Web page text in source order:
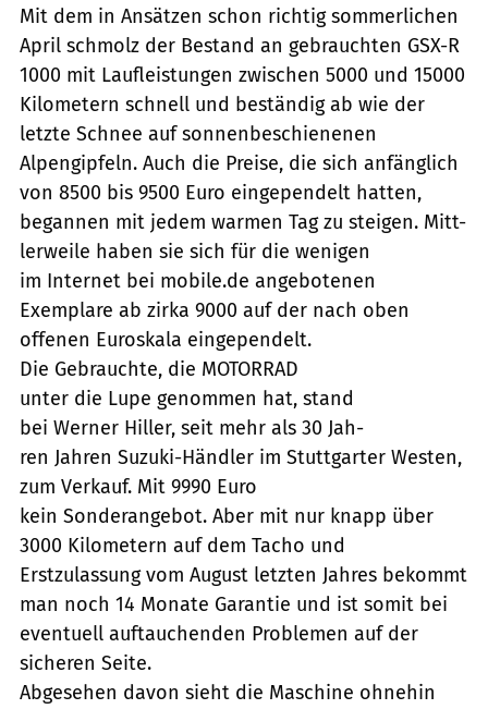
Mit dem in Ansätzen schon richtig sommerlichen
April schmolz der Bestand an gebrauchten GSX-R
1000 mit Laufleistungen zwischen 5000 und 15000
Kilometern schnell und beständig ab wie der
letzte Schnee auf sonnenbeschienenen
Alpengipfeln. Auch die Preise, die sich anfänglich
von 8500 bis 9500 Euro eingependelt hatten,
begannen mit jedem warmen Tag zu steigen. Mitt-
lerweile haben sie sich für die wenigen
im Internet bei mobile.de angebotenen
Exemplare ab zirka 9000 auf der nach oben
offenen Euroskala eingependelt.
Die Gebrauchte, die MOTORRAD
unter die Lupe genommen hat, stand
bei Werner Hiller, seit mehr als 30 Jah-
ren Jahren Suzuki-Händler im Stuttgarter Westen,
zum Verkauf. Mit 9990 Euro
kein Sonderangebot. Aber mit nur knapp über
3000 Kilometern auf dem Tacho und
Erstzulassung vom August letzten Jahres bekommt
man noch 14 Monate Garantie und ist somit bei
eventuell auftauchenden Problemen auf der
sicheren Seite.
Abgesehen davon sieht die Maschine ohnehin